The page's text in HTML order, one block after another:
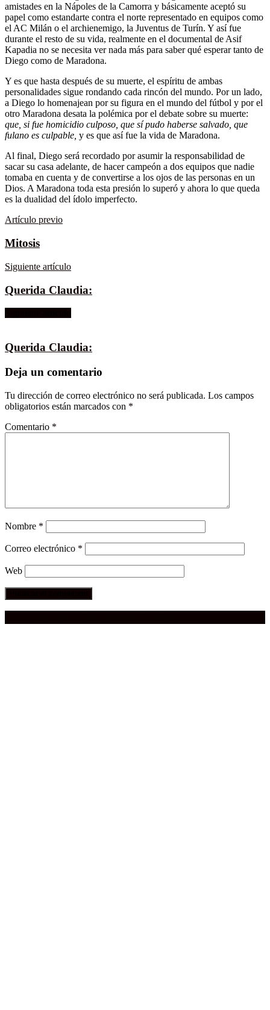
amistades en la Nápoles de la Camorra y básicamente aceptó su
papel como estandarte contra el norte representado en equipos como
el AC Milán o el archienemigo, la Juventus de Turín. Y así fue
durante el resto de su vida, realmente en el documental de Asif
Kapadia no se necesita ver nada más para saber qué esperar tanto de
Diego como de Maradona.
Y es que hasta después de su muerte, el espíritu de ambas
personalidades sigue rondando cada rincón del mundo. Por un lado,
a Diego lo homenajean por su figura en el mundo del fútbol y por el
otro Maradona desata la polémica por el debate sobre su muerte:
que, si fue homicidio culposo, que sí pudo haberse salvado, que
fulano es culpable, y es que así fue la vida de Maradona.
Al final, Diego será recordado por asumir la responsabilidad de
sacar su casa adelante, de hacer campeón a dos equipos que nadie
tomaba en cuenta y de convertirse a los ojos de las personas en un
Dios. A Maradona toda esta presión lo superó y ahora lo que queda
es la dualidad del ídolo imperfecto.
Artículo previo
Mitosis
Siguiente artículo
Querida Claudia:
Querida Claudia:
Deja un comentario
Tu dirección de correo electrónico no será publicada. Los campos
obligatorios están marcados con *
Comentario *
Nombre *
Correo electrónico *
Web